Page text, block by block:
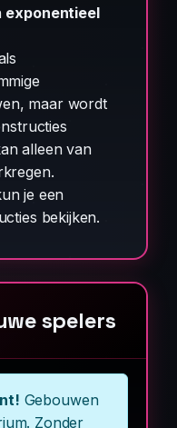
exponentieel
maar wordt
alleen van
je een
bekijken.
spelers
Gebouwen
Zonder